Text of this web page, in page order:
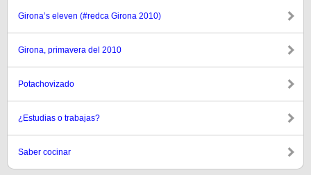
Girona’s eleven (#redca Girona 2010)
Girona, primavera del 2010
Potachovizado
¿Estudias o trabajas?
Saber cocinar